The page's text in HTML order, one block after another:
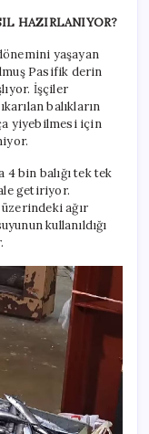
HAZIRLANIYOR?
yaşayan
Pasifik derin
İşçiler
balıkların
yiyebilmesi için
bin balığı tek tek
getiriyor.
ağır
kullanıldığı